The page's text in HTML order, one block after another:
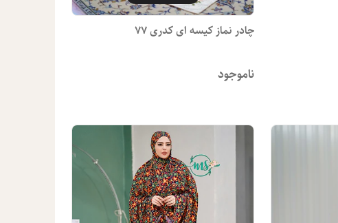
چادر نماز کیسه ای کدری 77
ناموجود